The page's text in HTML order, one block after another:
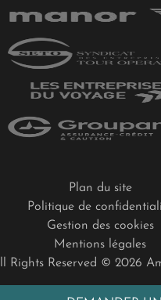
Plan du site
Politique de
Gestion des cookies
Mentions légales
Rights Reserved © 2026